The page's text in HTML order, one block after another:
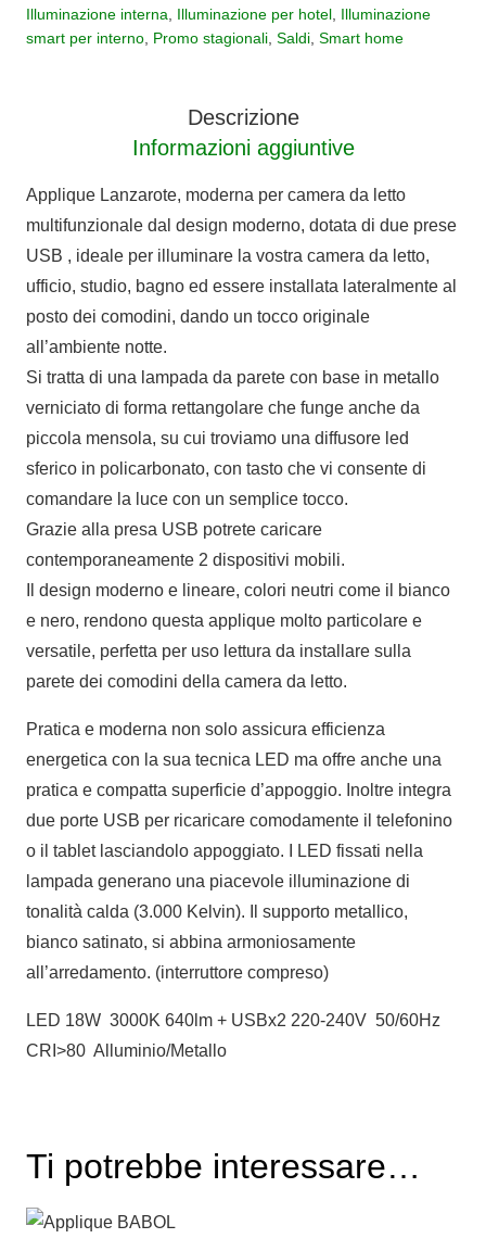
USB
quantità
Illuminazione interna
Illuminazione per hotel Illuminazione
smart per interno Promo stagionali Saldi Smart home
Descrizione
Informazioni aggiuntive
Applique Lanzarote, moderna per camera da letto
multifunzionale dal design moderno, dotata di due prese
USB , ideale per illuminare la vostra camera da letto,
ufficio, studio, bagno ed essere installata lateralmente al
posto dei comodini, dando un tocco originale
all’ambiente notte.
Si tratta di una lampada da parete con base in metallo
verniciato di forma rettangolare che funge anche da
piccola mensola, su cui troviamo una diffusore led
sferico in policarbonato, con tasto che vi consente di
comandare la luce con un semplice tocco.
Grazie alla presa USB potrete caricare
contemporaneamente 2 dispositivi mobili.
Il design moderno e lineare, colori neutri come il bianco
e nero, rendono questa applique molto particolare e
versatile, perfetta per uso lettura da installare sulla
parete dei comodini della camera da letto.
Pratica e moderna non solo assicura efficienza
energetica con la sua tecnica LED ma offre anche una
pratica e compatta superficie d’appoggio. Inoltre integra
due porte USB per ricaricare comodamente il telefonino
o il tablet lasciandolo appoggiato. I LED fissati nella
lampada generano una piacevole illuminazione di
tonalità calda (3.000 Kelvin). Il supporto metallico,
bianco satinato, si abbina armoniosamente
all’arredamento. (interruttore compreso)
LED 18W 3000K 640lm + USBx2 220-240V 50/60Hz
CRI>80 Alluminio/Metallo
Ti potrebbe interessare…